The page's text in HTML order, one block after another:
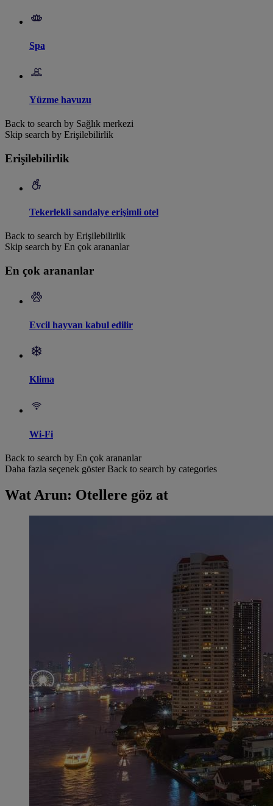
Spa
Yüzme havuzu
Back to search by Sağlık merkezi
Skip search by Erişilebilirlik
Erişilebilirlik
Tekerlekli sandalye erişimli otel
Back to search by Erişilebilirlik
Skip search by En çok arananlar
En çok arananlar
Evcil hayvan kabul edilir
Klima
Wi-Fi
Back to search by En çok arananlar
Daha fazla seçenek göster Back to search by categories
Wat Arun: Otellere göz at